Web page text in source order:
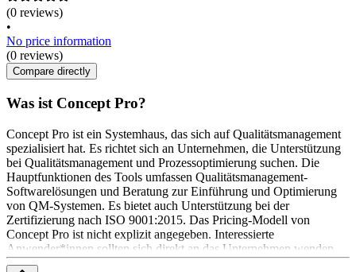
(0 reviews)
•
No price information
(0 reviews)
Compare directly
Was ist Concept Pro?
Concept Pro ist ein Systemhaus, das sich auf Qualitätsmanagement
spezialisiert hat. Es richtet sich an Unternehmen, die Unterstützung
bei Qualitätsmanagement und Prozessoptimierung suchen. Die
Hauptfunktionen des Tools umfassen Qualitätsmanagement-
Softwarelösungen und Beratung zur Einführung und Optimierung
von QM-Systemen. Es bietet auch Unterstützung bei der
Zertifizierung nach ISO 9001:2015. Das Pricing-Modell von
Concept Pro ist nicht explizit angegeben. Interessierte
Anwender*innen sollten sich direkt an das Unternehmen wenden,
um weitere Informationen zu erhalten.